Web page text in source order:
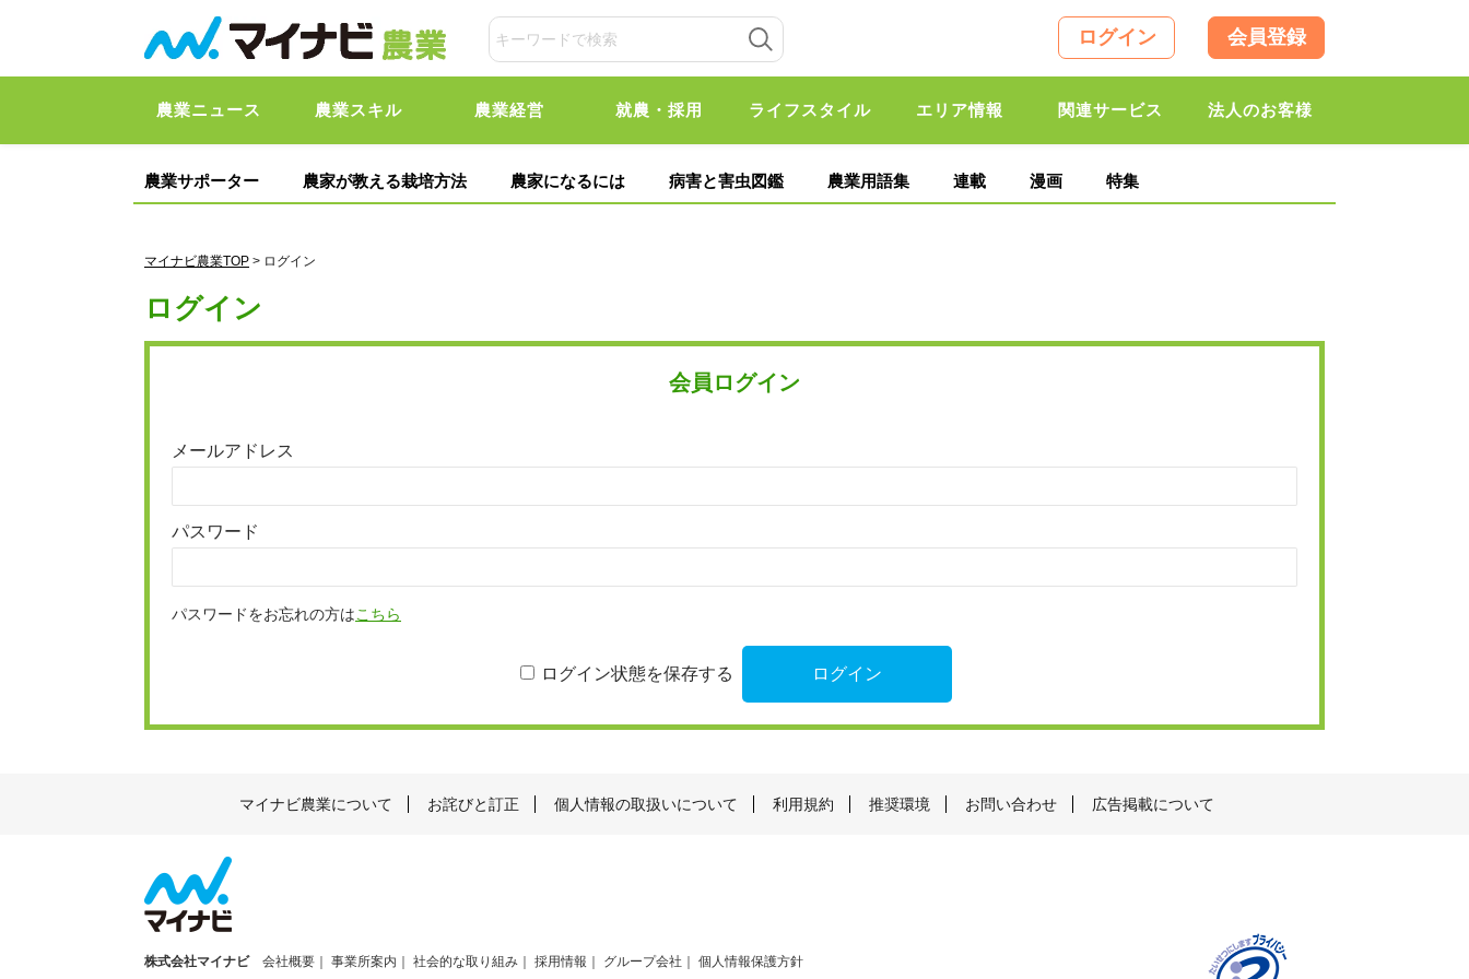
ログイン 会員登録
農業ニュース 農業スキル 農業経営 就農・採用 ライフスタイル エリア情報 関連サービス 法人のお客様
農業サポーター 農家が教える栽培方法 農家になるには 病害と害虫図鑑 農業用語集 連載 漫画 特集
マイナビ農業TOP > ログイン
ログイン
会員ログイン
メールアドレス
パスワード
パスワードをお忘れの方はこちら
ログイン状態を保存する
マイナビ農業について お詫びと訂正 個人情報の取扱いについて 利用規約 推奨環境 お問い合わせ 広告掲載について
株式会社マイナビ 会社概要 事業所案内 社会的な取り組み 採用情報 グループ会社 個人情報保護方針